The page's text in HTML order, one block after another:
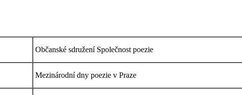
Občanské sdružení Společnost poezie
Mezinárodní dny poezie v Praze